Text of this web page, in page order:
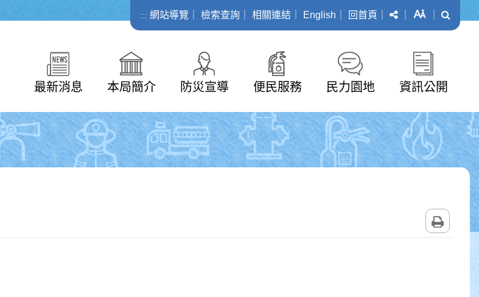
::: 網站導覽 檢索查詢 相關連結 English 回首頁 分享 字級
最新消息 本局簡介 防災宣導 便民服務 民力園地 資訊公開